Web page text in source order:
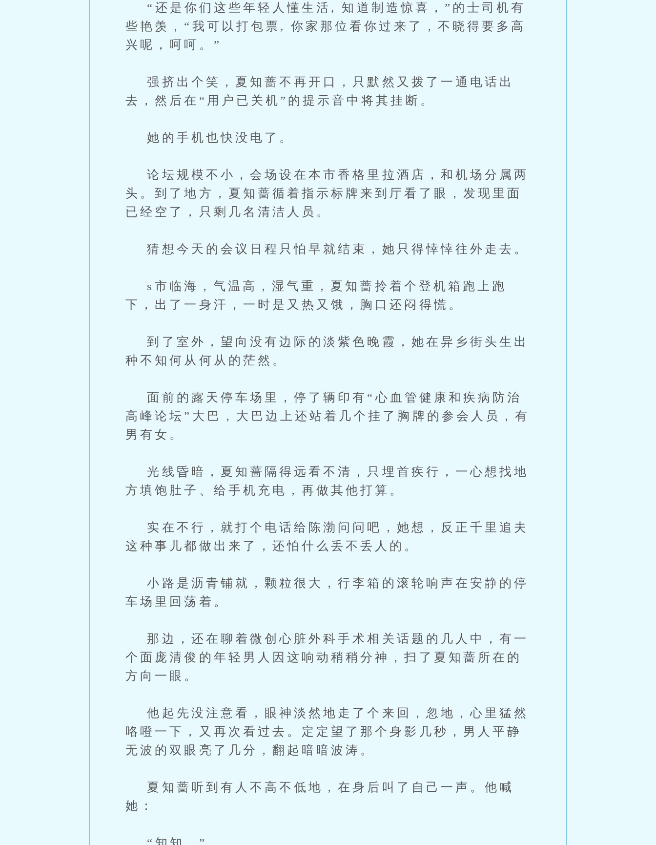
“还是你们这些年轻人懂生活, 知道制造惊喜，”的士司机有
些艳羡，“我可以打包票, 你家那位看你过来了，不晓得要多高
兴呢，呵呵。”
强挤出个笑，夏知蔷不再开口，只默然又拨了一通电话出
去，然后在“用户已关机”的提示音中将其挂断。
她的手机也快没电了。
论坛规模不小，会场设在本市香格里拉酒店，和机场分属两
头。到了地方，夏知蔷循着指示标牌来到厅看了眼，发现里面
已经空了，只剩几名清洁人员。
猜想今天的会议日程只怕早就结束，她只得悻悻往外走去。
s市临海，气温高，湿气重，夏知蔷拎着个登机箱跑上跑
下，出了一身汗，一时是又热又饿，胸口还闷得慌。
到了室外，望向没有边际的淡紫色晚霞，她在异乡街头生出
种不知何从何从的茫然。
面前的露天停车场里，停了辆印有“心血管健康和疾病防治
高峰论坛”大巴，大巴边上还站着几个挂了胸牌的参会人员，有
男有女。
光线昏暗，夏知蔷隔得远看不清，只埋首疾行，一心想找地
方填饱肚子、给手机充电，再做其他打算。
实在不行，就打个电话给陈渤问问吧，她想，反正千里追夫
这种事儿都做出来了，还怕什么丢不丢人的。
小路是沥青铺就，颗粒很大，行李箱的滚轮响声在安静的停
车场里回荡着。
那边，还在聊着微创心脏外科手术相关话题的几人中，有一
个面庞清俊的年轻男人因这响动稍稍分神，扫了夏知蔷所在的
方向一眼。
他起先没注意看，眼神淡然地走了个来回，忽地，心里猛然
咯噔一下，又再次看过去。定定望了那个身影几秒，男人平静
无波的双眼亮了几分，翻起暗暗波涛。
夏知蔷听到有人不高不低地，在身后叫了自己一声。他喊
她：